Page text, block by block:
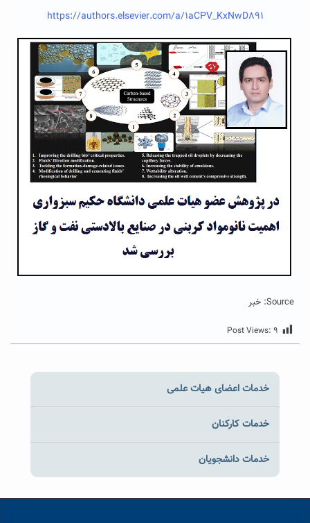
https://authors.elsevier.com/a/1aCPV_KxNwD891
Source: خبر
Post Views: ۹
خدمات اعضای هیات علمی
خدمات کارکنان
خدمات دانشجویان